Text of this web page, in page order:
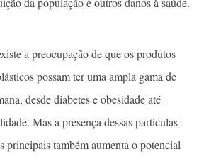
a preocupação de que os produtos
possam ter uma ampla gama de
desde diabetes e obesidade até
Mas a presença dessas partículas
principais também aumenta o potencial